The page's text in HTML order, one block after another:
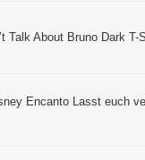
Talk About Bruno Dark T-
Encanto Lasst euch